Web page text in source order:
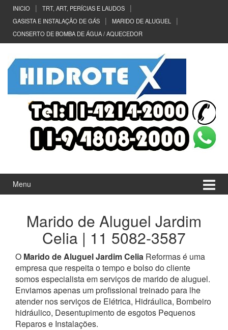
Conteúdo
Pular
menu
principal
INICIO
TRT, ART, PERÍCIAS E LAUDOS
GASISTA E INSTALAÇÃO DE GÁS
MARIDO DE ALUGUEL
CONSERTO DE BOMBA DE ÁGUA / AQUECEDOR
Menu
Marido de Aluguel Jardim
Celia | 11 5082-3587
O Marido de Aluguel Jardim Celia Reformas é uma
empresa que respeita o tempo e bolso do cliente
somos especialista em serviços de marido de aluguel.
Enviamos apenas um profissional treinado para lhe
atender nos serviços de Elétrica, Hidráulica, Bombeiro
hidráulico, Desentupimento de esgotos Pequenos
Reparos e Instalações.